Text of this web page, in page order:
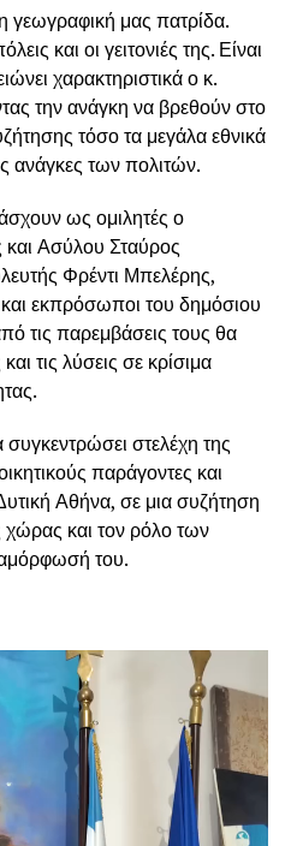
γεωγραφική μας πατρίδα.
και οι γειτονιές της. Είναι
χαρακτηριστικά ο κ.
την ανάγκη να βρεθούν στο
τόσο τα μεγάλα εθνικά
ανάγκες των πολιτών.
ως ομιλητές ο
Ασύλου Σταύρος
Φρέντι Μπελέρης,
εκπρόσωποι του δημόσιου
τις παρεμβάσεις τους θα
τις λύσεις σε κρίσιμα
στελέχη της
παράγοντες και
Αθήνα, σε μια συζήτηση
χώρας και τον ρόλο των
του.